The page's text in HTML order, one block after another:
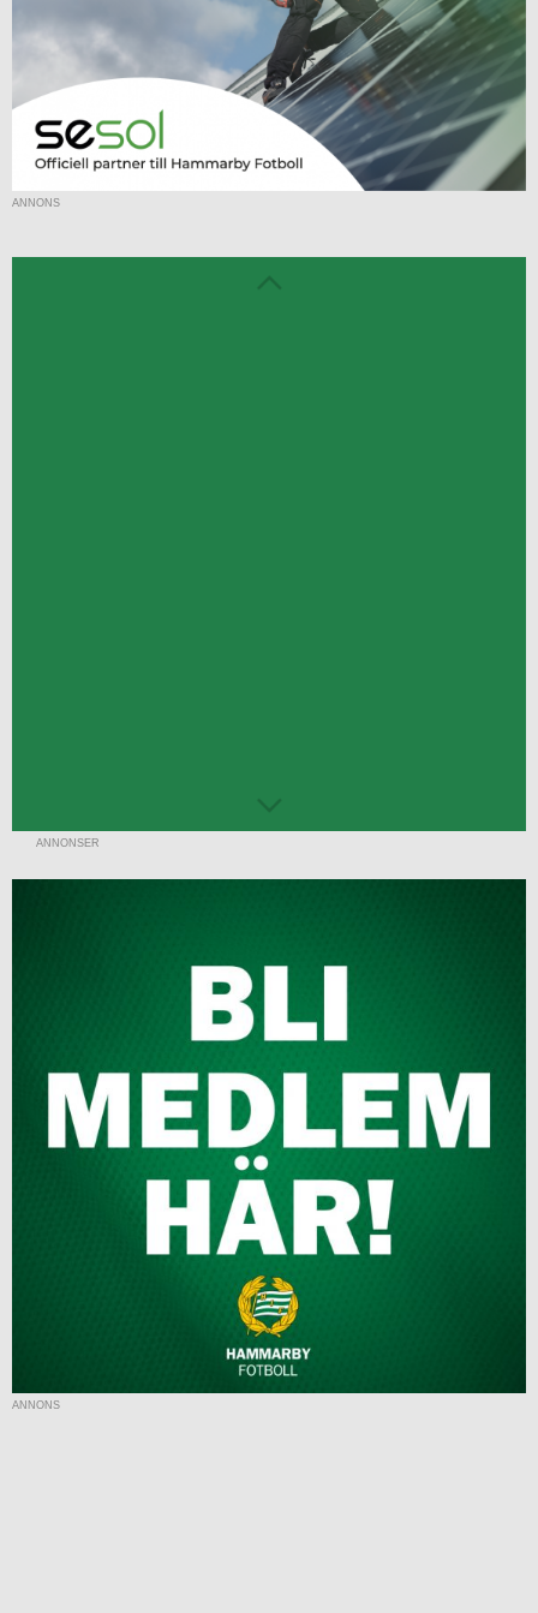
ANNONS
ANNONSER
ANNONS